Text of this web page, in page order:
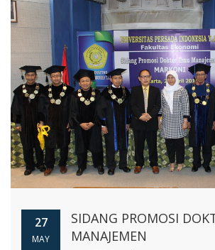
27
MAY
SIDANG PROMOSI
MANAJEMEN